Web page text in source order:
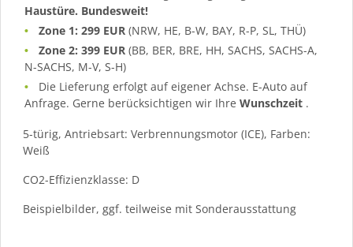
Haustüre. Bundesweit!
Zone 1: 299 EUR (NRW, HE, B-W, BAY, R-P, SL, THÜ)
Zone 2: 399 EUR (BB, BER, BRE, HH, SACHS, SACHS-A,
N-SACHS, M-V, S-H)
Die Lieferung erfolgt auf eigener Achse. E-Auto auf
Anfrage. Gerne berücksichtigen wir Ihre Wunschzeit .
5-türig, Antriebsart: Verbrennungsmotor (ICE), Farben:
Weiß
CO2-Effizienzklasse: D
Beispielbilder, ggf. teilweise mit Sonderausstattung